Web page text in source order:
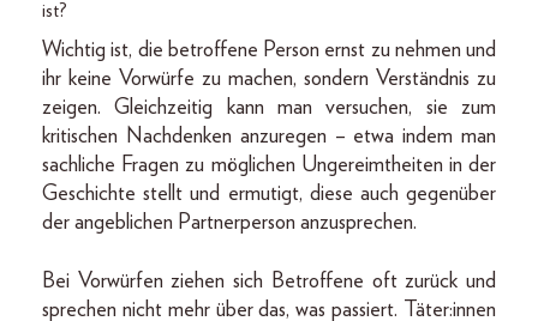
ist?
Wichtig ist, die betroffene Person ernst zu nehmen und
ihr keine Vorwürfe zu machen, sondern Verständnis zu
zeigen. Gleichzeitig kann man versuchen, sie zum
kritischen Nachdenken anzuregen – etwa indem man
sachliche Fragen zu möglichen Ungereimtheiten in der
Geschichte stellt und ermutigt, diese auch gegenüber
der angeblichen Partnerperson anzusprechen.
Bei Vorwürfen ziehen sich Betroffene oft zurück und
sprechen nicht mehr über das, was passiert. Täter:innen